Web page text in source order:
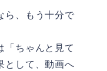
ら、もう十分で
「ちゃんと見て
として、動画へ